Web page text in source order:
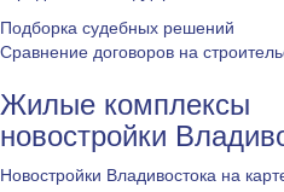
Подборка судебных решений
Сравнение договоров на
Жилые комплексы
новостройки
Новостройки Владивостока на